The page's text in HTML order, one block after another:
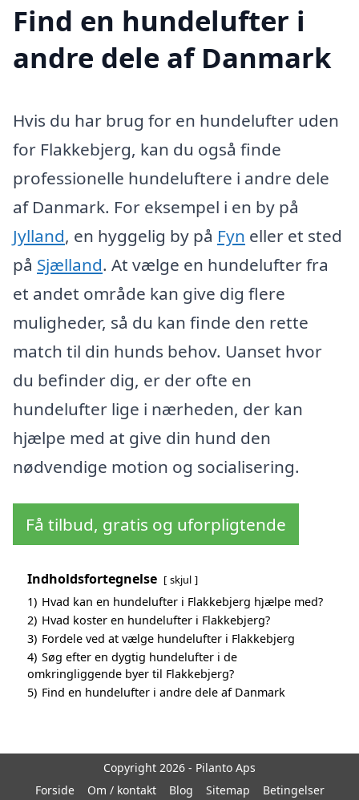
Find en hundelufter i
andre dele af Danmark
Hvis du har brug for en hundelufter uden
for Flakkebjerg, kan du også finde
professionelle hundeluftere i andre dele
af Danmark. For eksempel i en by på
Jylland, en hyggelig by på Fyn eller et sted
på Sjælland. At vælge en hundelufter fra
et andet område kan give dig flere
muligheder, så du kan finde den rette
match til din hunds behov. Uanset hvor
du befinder dig, er der ofte en
hundelufter lige i nærheden, der kan
hjælpe med at give din hund den
nødvendige motion og socialisering.
Få tilbud, gratis og uforpligtende
Indholdsfortegnelse skjul
1) Hvad kan en hundelufter i Flakkebjerg hjælpe med?
2) Hvad koster en hundelufter i Flakkebjerg?
3) Fordele ved at vælge hundelufter i Flakkebjerg
4) Søg efter en dygtig hundelufter i de
omkringliggende byer til Flakkebjerg?
5) Find en hundelufter i andre dele af Danmark
Copyright 2026 - Pilanto Aps
Forside
Om / kontakt Blog Sitemap Betingelser